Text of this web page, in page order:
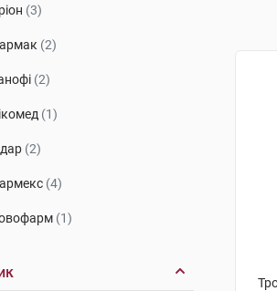
(3)
(2)
(2)
(1)
(2)
(4)
(1)